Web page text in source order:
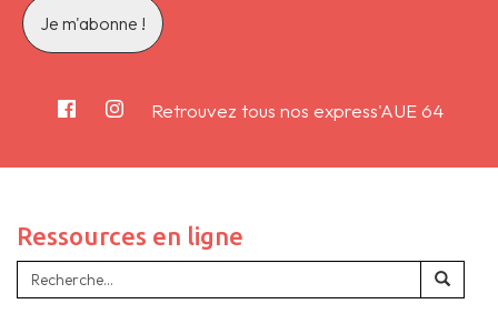
Retrouvez tous nos express'AUE 64
Ressources en ligne